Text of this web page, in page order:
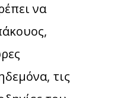
να
τις